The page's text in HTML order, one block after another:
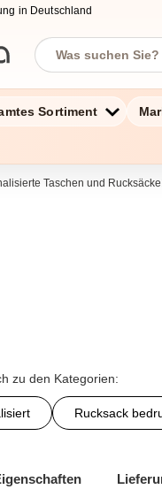
in Deutschland
Sortiment
Taschen und Rucksäcke
zu den Kategorien:
Rucksack